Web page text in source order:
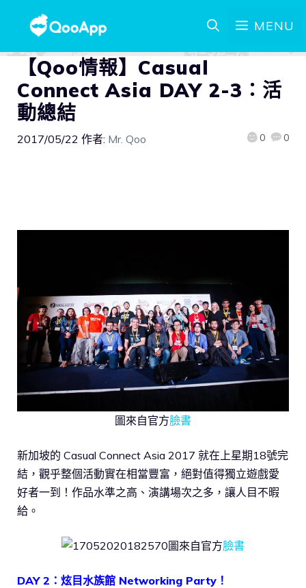
MENU
【Qoo情報】Casual
Connect Asia DAY 2-3：活
動總結
2017/05/22 作者: Mr. Qoo 0 0
圖來自官方臉書
新加坡的 Casual Connect Asia 2017 就在上星期18號完
結，觀乎整個活動實在相當豐富，絕對值得獨立遊戲愛
好者一到！作品水準之高、演講場次之多，讓人目不暇
給。
圖來自官方臉書
DAY 2：炫目水族館 Networking Party！